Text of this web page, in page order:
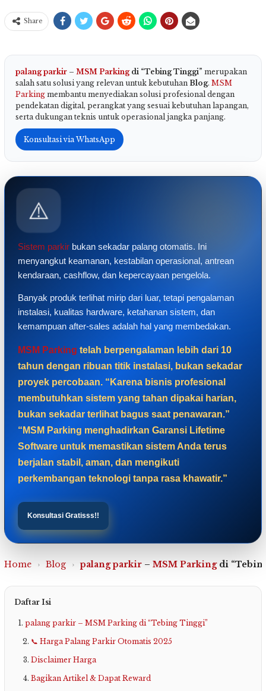
Share
palang parkir – MSM Parkingdi “Tebing Tinggi” merupakan
salah satu solusi yang relevan untuk kebutuhan Blog. MSM
Parking membantu menyediakan solusi profesional dengan
pendekatan digital, perangkat yang sesuai kebutuhan lapangan,
serta dukungan teknis untuk operasional jangka panjang.
Konsultasi via WhatsApp
⚠️
Sistem parkir bukan sekadar palang otomatis. Ini
menyangkut keamanan, kestabilan operasional, antrean
kendaraan, cashflow, dan kepercayaan pengelola.
Banyak produk terlihat mirip dari luar, tetapi pengalaman
instalasi, kualitas hardware, ketahanan sistem, dan
kemampuan after-sales adalah hal yang membedakan.
MSM Parking telah berpengalaman lebih dari 10
tahun dengan ribuan titik instalasi, bukan sekadar
proyek percobaan. “Karena bisnis profesional
membutuhkan sistem yang tahan dipakai harian,
bukan sekadar terlihat bagus saat penawaran.”
“MSM Parking menghadirkan Garansi Lifetime
Software untuk memastikan sistem Anda terus
berjalan stabil, aman, dan mengikuti
perkembangan teknologi tanpa rasa khawatir.”
Konsultasi Gratisss!!
Home › Blog › palang parkir – MSM Parkingdi
Daftar Isi
palang parkir – MSM Parking di “Tebing Tinggi”
📞 Harga Palang Parkir Otomatis 2025
Disclaimer Harga
Bagikan Artikel & Dapat Reward